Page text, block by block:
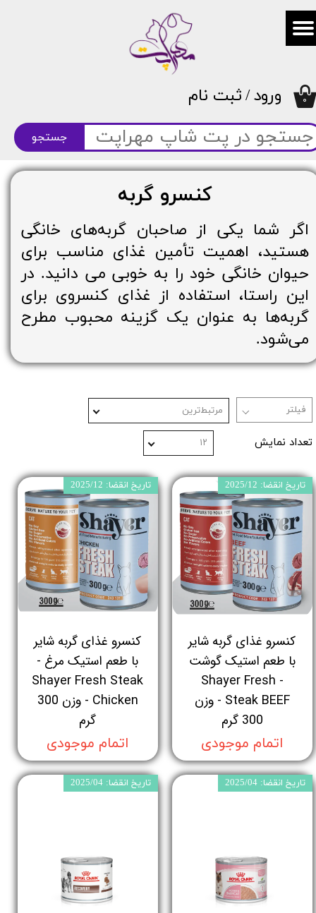
۰
جستجو
ورود/ثبت نام
حساب کاربری من
سفارشات
خروج از حساب کاربری
اگر شما یکی از صاحبان گربه‌های خانگی
هستید، اهمیت تأمین غذای مناسب برای
حیوان خانگی خود را به خوبی می دانید. در
این راستا، استفاده از غذای کنسروی برای
گربه‌ها به عنوان یک گزینه محبوب مطرح
می‌شود.
کنسرو گربه
مرتبط‌ترین
تعداد نمایش ۱۲
کنسرو غذای گربه شایر
با طعم استیک گوشت
- Shayer Fresh
Steak BEEF - وزن
300 گرم
اتمام موجودی
تاریخ انقضا: 2025/12
کنسرو غذای گربه شایر
با طعم استیک مرغ -
Shayer Fresh Steak
Chicken - وزن 300
گرم
اتمام موجودی
تاریخ انقضا: 2025/12
تاریخ انقضا: 2025/04 تاریخ انقضا: 2025/04